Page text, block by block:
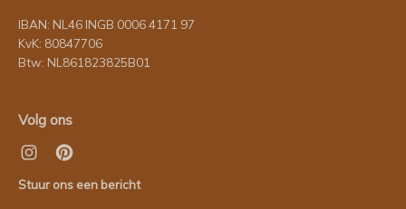
IBAN: NL46 INGB 0006 4171 97
KvK: 80847706
Btw: NL861823825B01
Volg ons
Stuur ons een bericht